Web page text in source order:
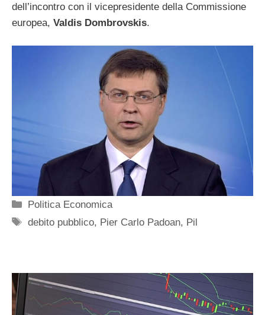
dell’incontro con il vicepresidente della Commissione
europea, Valdis Dombrovskis.
Categorie
Politica Economica
Tag
debito pubblico, Pier Carlo Padoan, Pil